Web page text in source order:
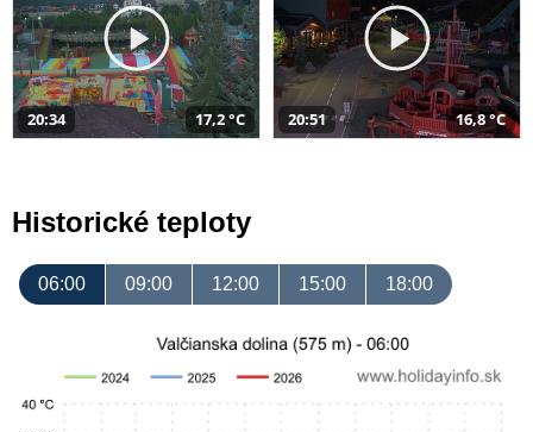
20:34 17,2 °C 20:51 16,8 °C
Historické teploty
06:00 09:00 12:00 15:00 18:00